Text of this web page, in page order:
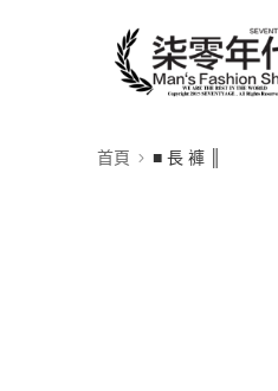
首頁 ■ 長 褲 ║